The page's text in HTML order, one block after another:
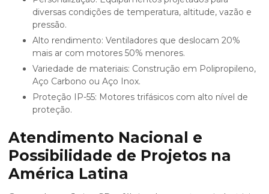
diversas condições de temperatura, altitude, vazão e
pressão.
Alto rendimento: Ventiladores que deslocam 20%
mais ar com motores 50% menores.
Variedade de materiais: Construção em Polipropileno,
Aço Carbono ou Aço Inox.
Proteção IP-55: Motores trifásicos com alto nível de
proteção.
Atendimento Nacional e
Possibilidade de Projetos na
América Latina